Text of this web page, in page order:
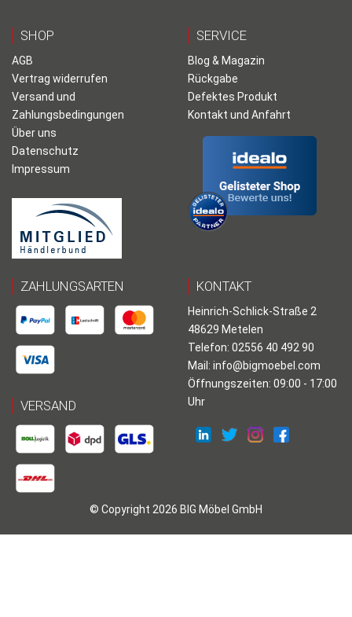
SHOP
AGB
Vertrag widerrufen
Versand und
Zahlungsbedingungen
Über uns
Datenschutz
Impressum
SERVICE
Blog & Magazin
Rückgabe
Defektes Produkt
Kontakt und Anfahrt
ZAHLUNGSARTEN
VERSAND
KONTAKT
Heinrich-Schlick-Straße 2
48629 Metelen
Telefon: 02556 40 492 90
Mail: info@bigmoebel.com
Öffnungszeiten: 09:00 - 17:00
Uhr
© Copyright 2026 BIG Möbel GmbH